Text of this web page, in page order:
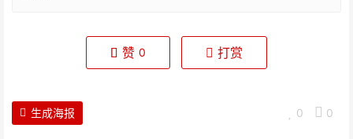
赞 0 打赏
0 0
生成海报